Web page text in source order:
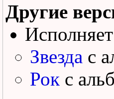
Другие
Исполняет
Звезда с
Рок с